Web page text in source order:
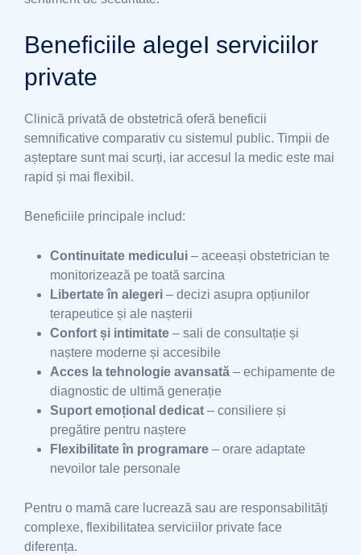
Beneficiile alegeI serviciilor
private
Clinică privată de obstetrică oferă beneficii
semnificative comparativ cu sistemul public. Timpii de
așteptare sunt mai scurți, iar accesul la medic este mai
rapid și mai flexibil.
Beneficiile principale includ:
Continuitate medicului – aceeași obstetrician te
monitorizează pe toată sarcina
Libertate în alegeri – decizi asupra opțiunilor
terapeutice și ale nașterii
Confort și intimitate – sali de consultație și
naștere moderne și accesibile
Acces la tehnologie avansată – echipamente de
diagnostic de ultimă generație
Suport emoțional dedicat – consiliere și
pregătire pentru naștere
Flexibilitate în programare – orare adaptate
nevoilor tale personale
Pentru o mamă care lucrează sau are responsabilități
complexe, flexibilitatea serviciilor private face
diferența.